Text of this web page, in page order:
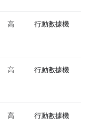
高 行動數據機
高 行動數據機
高 行動數據機